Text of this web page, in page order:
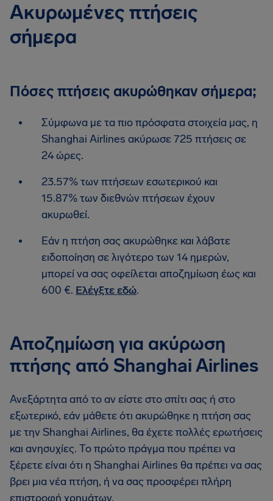
Ακυρωμένες πτήσεις
σήμερα
Πόσες πτήσεις ακυρώθηκαν σήμερα;
Σύμφωνα με τα πιο πρόσφατα στοιχεία μας, η
Shanghai Airlines ακύρωσε 725 πτήσεις σε
24 ώρες.
23.57% των πτήσεων εσωτερικού και
15.87% των διεθνών πτήσεων έχουν
ακυρωθεί.
Εάν η πτήση σας ακυρώθηκε και λάβατε
ειδοποίηση σε λιγότερο των 14 ημερών,
μπορεί να σας οφείλεται αποζημίωση έως και
600 €. Ελέγξτε εδώ.
Αποζημίωση για ακύρωση
πτήσης από Shanghai Airlines
Ανεξάρτητα από το αν είστε στο σπίτι σας ή στο
εξωτερικό, εάν μάθετε ότι ακυρώθηκε η πτήση σας
με την Shanghai Airlines, θα έχετε πολλές ερωτήσεις
και ανησυχίες. Το πρώτο πράγμα που πρέπει να
ξέρετε είναι ότι η Shanghai Airlines θα πρέπει να σας
βρει μια νέα πτήση, ή να σας προσφέρει πλήρη
επιστροφή χρημάτων.